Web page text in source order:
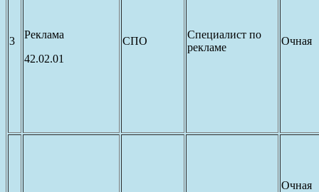
3
Реклама
42.02.01
СПО
Специалист по
рекламе
Очная
Очная